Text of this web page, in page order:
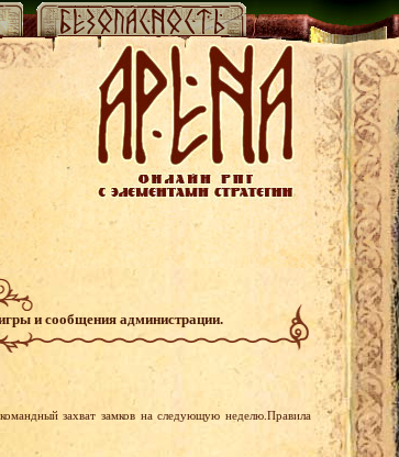
и сообщения администрации.
захват замков на следующую неделю.Правила